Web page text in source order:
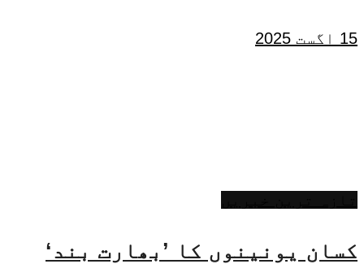
15 اگست 2025
کسان یونینوں کا ’بھارت بند‘